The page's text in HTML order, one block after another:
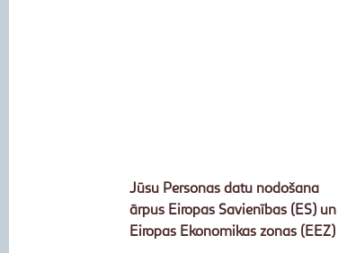
Jūsu Personas datu nodošana
ārpus Eiropas Savienības (ES) un
Eiropas Ekonomikas zonas (EEZ)